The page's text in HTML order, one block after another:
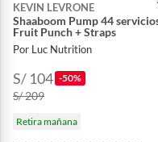
KEVIN LEVRONE
Shaaboom Pump 44
Fruit Punch + Straps
Por Luc Nutrition
S/ 104 -50%
S/ 209
Retira mañana